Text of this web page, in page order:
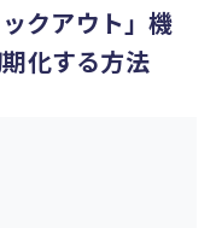
クアウト」機
化する方法